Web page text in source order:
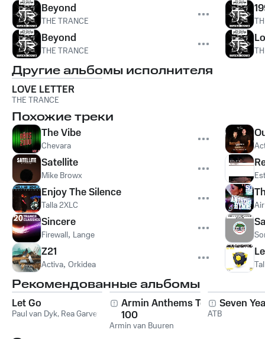
Beyond
THE TRANCE
Beyond
THE TRANCE
Другие альбомы исполнителя
LOVE LETTER
THE TRANCE
Похожие треки
The Vibe
Chevara
Satellite
Mike Browx
Enjoy The Silence
Talla 2XLC
Sincere
Firewall, Lange
Z21
Activa, Orkidea
Рекомендованные альбомы
Let Go
Paul van Dyk, Rea Garvey
Armin Anthems Top
100
Armin van Buuren
Seven
ATB